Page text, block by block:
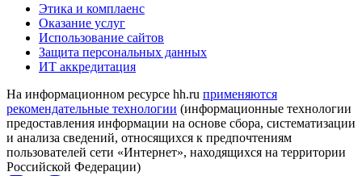
Этика и комплаенс
Оказание услуг
Использование сайтов
Защита персональных данных
ИТ аккредитация
На информационном ресурсе hh.ru применяются
рекомендательные технологии (информационные технологии
предоставления информации на основе сбора, систематизации
и анализа сведений, относящихся к предпочтениям
пользователей сети «Интернет», находящихся на территории
Российской Федерации)